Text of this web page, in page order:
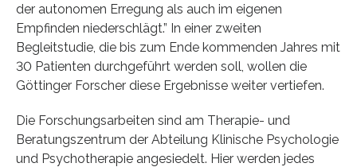
der autonomen Erregung als auch im eigenen
Empfinden niederschlägt.” In einer zweiten
Begleitstudie, die bis zum Ende kommenden Jahres mit
30 Patienten durchgeführt werden soll, wollen die
Göttinger Forscher diese Ergebnisse weiter vertiefen.
Die Forschungsarbeiten sind am Therapie- und
Beratungszentrum der Abteilung Klinische Psychologie
und Psychotherapie angesiedelt. Hier werden jedes